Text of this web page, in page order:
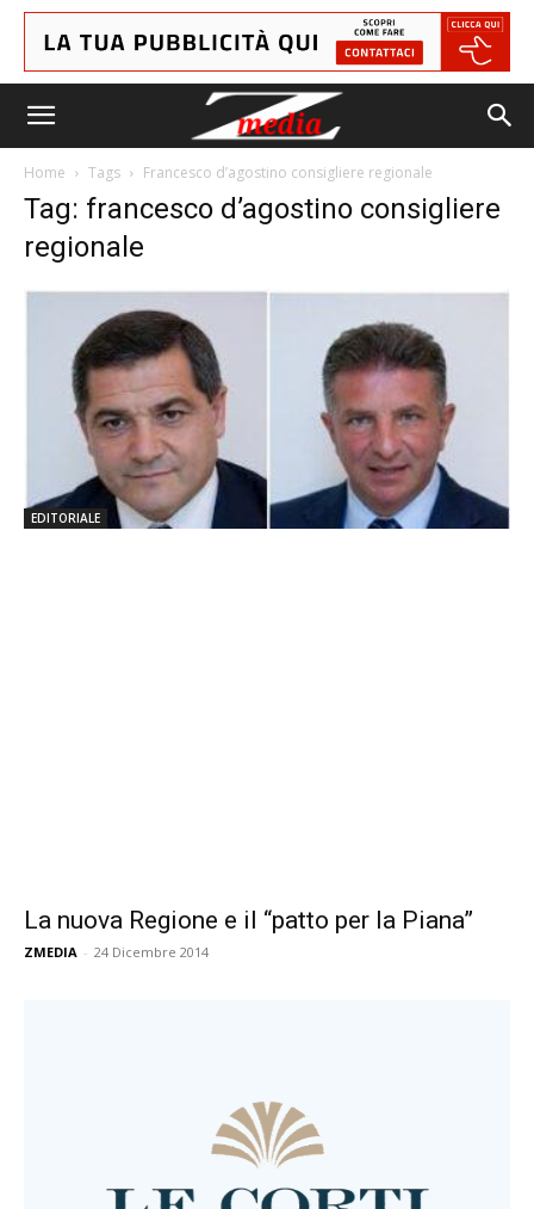
Home Tags Francesco d’agostino consigliere regionale
Tag: francesco d’agostino consigliere
regionale
EDITORIALE
La nuova Regione e il “patto per la Piana”
ZMEDIA - 24 Dicembre 2014